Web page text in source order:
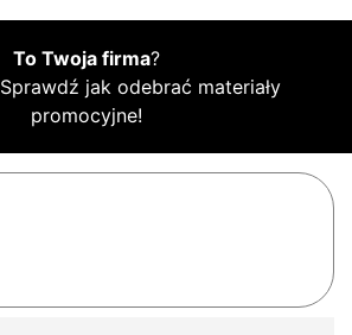
To Twoja firma?
Sprawdź jak odebrać materiały
promocyjne!